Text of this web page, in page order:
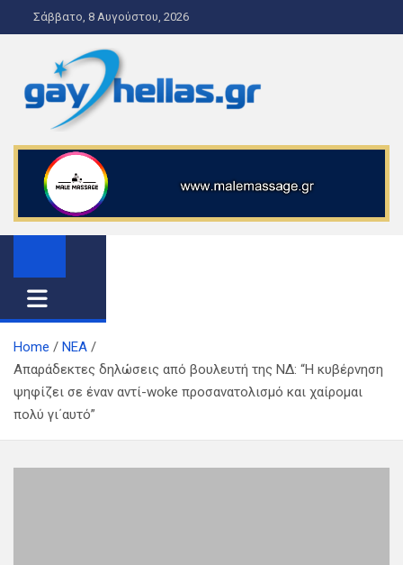
k
e
Σάββατο, 8 Αυγούστου, 2026
gayhellas.gr – lgbt news and
guide
lgbt news & guide
Home
ΝΕΑ
Απαράδεκτες δηλώσεις από βουλευτή της ΝΔ: “Η κυβέρνηση
ψηφίζει σε έναν αντί-woke προσανατολισμό και χαίρομαι
πολύ γι΄αυτό”